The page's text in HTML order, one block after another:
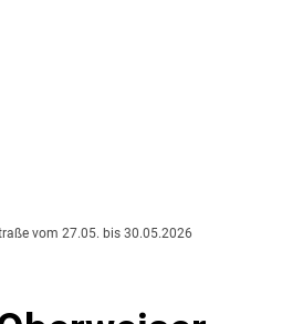
vom 27.05. bis 30.05.2026